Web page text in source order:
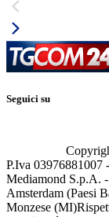
Seguici su
P.Iva 03976881007
Mediamond S.p.A.
Amsterdam (Paesi
Monzese (MI)